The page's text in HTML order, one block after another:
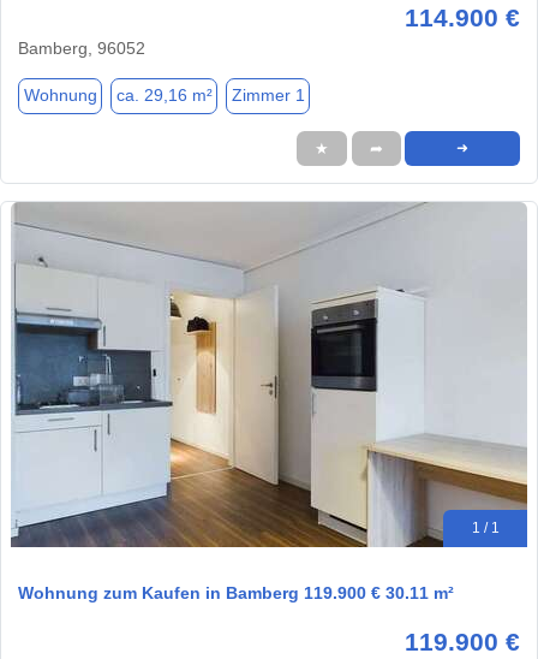
114.900 €
Bamberg, 96052
Wohnung ca. 29,16 m² Zimmer 1
★ ➦ ➜
1 / 1
Wohnung zum Kaufen in Bamberg 119.900 € 30.11 m²
119.900 €